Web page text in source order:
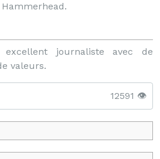
journaliste avec de
valeurs.
12591 👁️